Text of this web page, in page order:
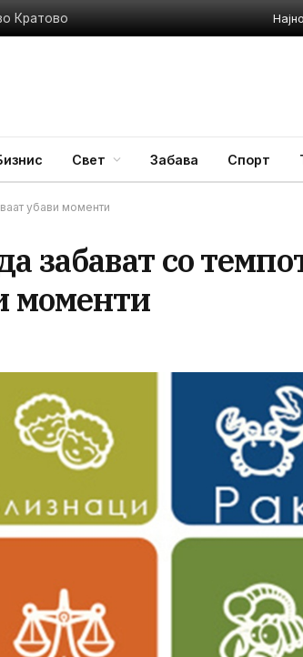
Кратово
Свет Забава Спорт
убави моменти
забават со
моменти